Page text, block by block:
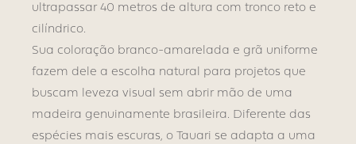
ultrapassar 40 metros de altura com tronco reto e
cilíndrico.
Sua coloração branco-amarelada e grã uniforme
fazem dele a escolha natural para projetos que
buscam leveza visual sem abrir mão de uma
madeira genuinamente brasileira. Diferente das
espécies mais escuras, o Tauari se adapta a uma